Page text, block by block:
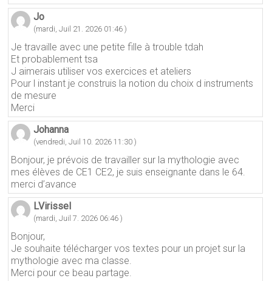
Jo
(mardi, Juil 21. 2026 01:46 )
Je travaille avec une petite fille à trouble tdah
Et probablement tsa
J aimerais utiliser vos exercices et ateliers
Pour l instant je construis la notion du choix d instruments
de mesure
Merci
Johanna
(vendredi, Juil 10. 2026 11:30 )
Bonjour, je prévois de travailler sur la mythologie avec
mes élèves de CE1 CE2, je suis enseignante dans le 64.
merci d’avance
LVirissel
(mardi, Juil 7. 2026 06:46 )
Bonjour,
Je souhaite télécharger vos textes pour un projet sur la
mythologie avec ma classe.
Merci pour ce beau partage.